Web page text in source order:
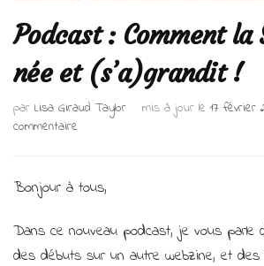
Podcast : Comment la
née et (s’a)grandit !
par Lisa Giraud Taylor mis à jour le 17 février
commentaire
Comment
est
née
Bonjour à tous,
Dans ce nouveau podcast, je vous parle
des débuts sur un autre webzine, et